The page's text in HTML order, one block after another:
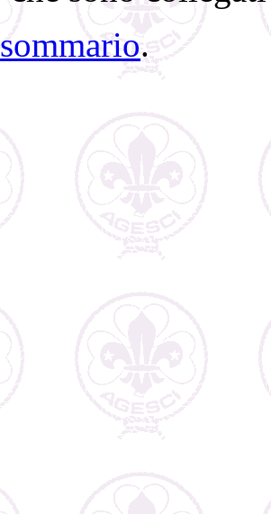
sommario.